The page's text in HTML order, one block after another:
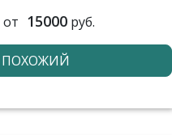
15000руб.
ПОХОЖИЙ